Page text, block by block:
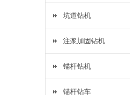
坑道钻机
注浆加固钻机
锚杆钻机
锚杆钻车